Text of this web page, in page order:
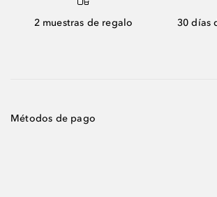
2 muestras de regalo 30 días
Métodos de pago